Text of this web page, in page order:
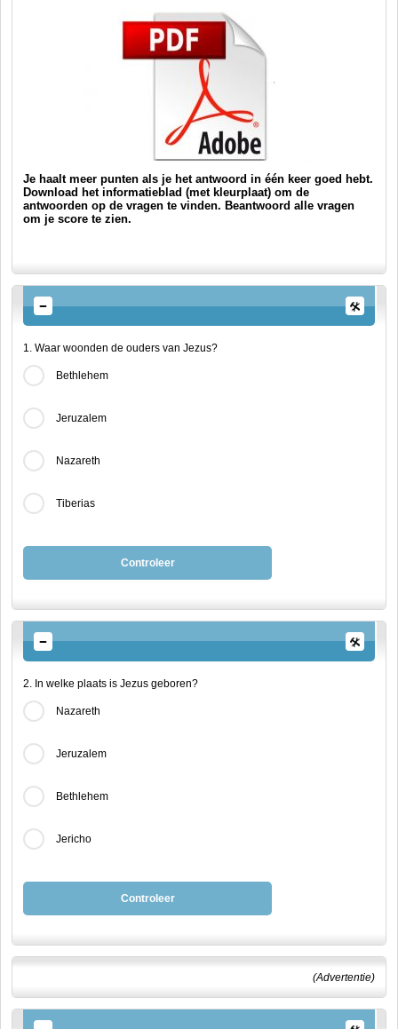
Je haalt meer punten als je het antwoord in één keer goed hebt.
Download het informatieblad (met kleurplaat) om de
antwoorden op de vragen te vinden. Beantwoord alle vragen
om je score te zien.
1. Waar woonden de ouders van Jezus?
Bethlehem
Jeruzalem
Nazareth
Tiberias
Controleer
2. In welke plaats is Jezus geboren?
Nazareth
Jeruzalem
Bethlehem
Jericho
Controleer
(Advertentie)